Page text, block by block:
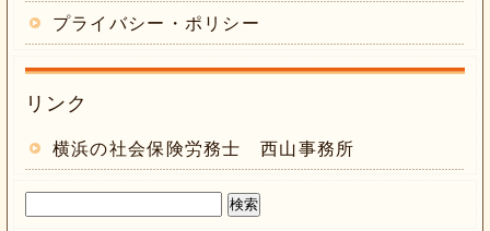
プライバシー・ポリシー
リンク
横浜の社会保険労務士 西山事務所
索: